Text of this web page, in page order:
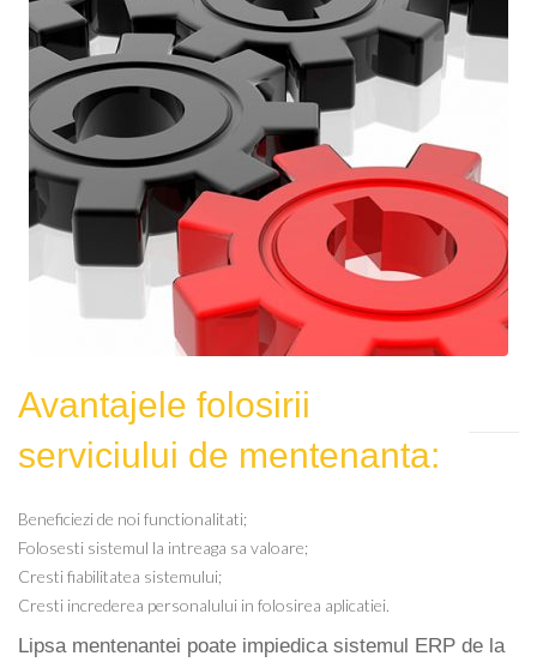
Avantajele folosirii
serviciului de mentenanta:
Beneficiezi de noi functionalitati;
Folosesti sistemul la intreaga sa valoare;
Cresti fiabilitatea sistemului;
Cresti increderea personalului in folosirea aplicatiei.
Lipsa mentenantei poate impiedica sistemul ERP de la